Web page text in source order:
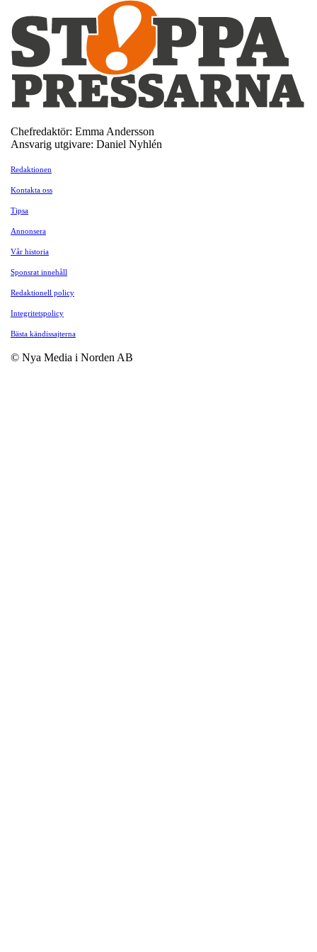
Chefredaktör: Emma Andersson
Ansvarig utgivare: Daniel Nyhlén
Redaktionen
Kontakta oss
Tipsa
Annonsera
Vår historia
Sponsrat innehåll
Redaktionell policy
Integritetspolicy
Bästa kändissajterna
© Nya Media i Norden AB